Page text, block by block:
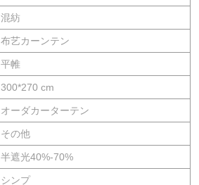
混紡
布艺カーンテン
平帷
300*270 cm
オーダカーターテン
その他
半遮光40%-70%
シンプ